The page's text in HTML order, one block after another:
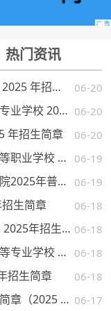
热门资讯
06-20
湖南公办中职--平江县职业技术学校 2025 年招生简章
06-20
湖南公办中专--岳阳市第一职业中等专业学校 2025 年招生简章
06-20
年招生简章
06-19
湖南公办中职--衡阳开放大学附属中等职业学校 2025 年招生简章
06-19
湖南中职--湖南吉利汽车职业技术学院2025年普通高校招生章程
06-18
生简章
06-18
湖南科技工程技师学院（长沙建校）2025年招生简章
06-18
湖南公办中专--长沙市望城区职业中等专业学校 2025 年招生简章
06-18
招生简章
06-17
公办中专--邵东市职业中专学校招生简章（2025 年）